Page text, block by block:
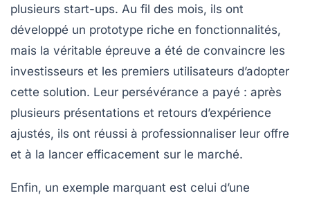
plusieurs start-ups. Au fil des mois, ils ont
développé un prototype riche en fonctionnalités,
mais la véritable épreuve a été de convaincre les
investisseurs et les premiers utilisateurs d’adopter
cette solution. Leur persévérance a payé : après
plusieurs présentations et retours d’expérience
ajustés, ils ont réussi à professionnaliser leur offre
et à la lancer efficacement sur le marché.
Enfin, un exemple marquant est celui d’une